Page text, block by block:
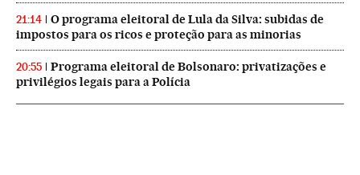
21:14
O programa eleitoral de Lula da Silva: subidas de
impostos para os ricos e proteção para as minorias
20:55
Programa eleitoral de Bolsonaro: privatizações e
privilégios legais para a Polícia